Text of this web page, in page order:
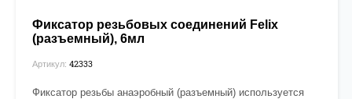
Фиксатор резьбовых соединений Felix
(разъемный), 6мл
Артикул: 42333
Фиксатор резьбы анаэробный (разъемный) используется